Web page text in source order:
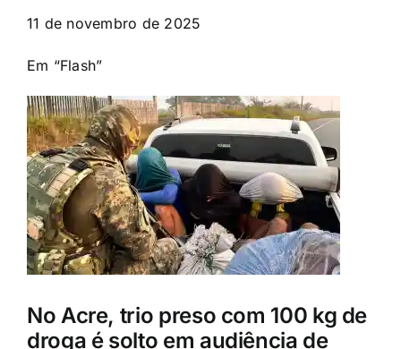
11 de novembro de 2025
Em “Flash”
No Acre, trio preso com 100 kg de
droga é solto em audiência de